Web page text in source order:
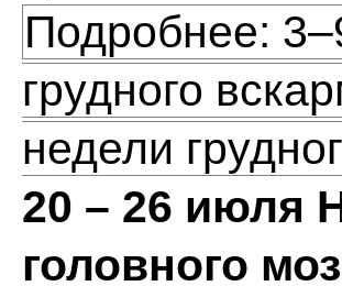
Подробнее:
грудного
недели
20 – 26 июля
головного